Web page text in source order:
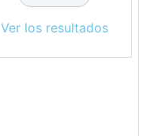
Ver los resultados